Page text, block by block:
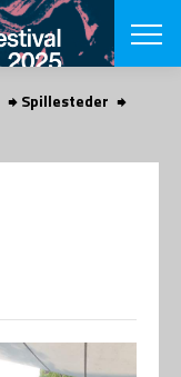
SØG
English
Spillesteder